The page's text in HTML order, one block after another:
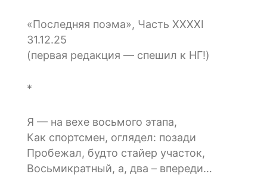
«Последняя поэма», Часть XXXXI
31.12.25
(первая редакция — спешил к НГ!)
*
Я — на вехе восьмого этапа,
Как спортсмен, оглядел: позади
Пробежал, будто стайер участок,
Восьмикратный, а, два – впереди…